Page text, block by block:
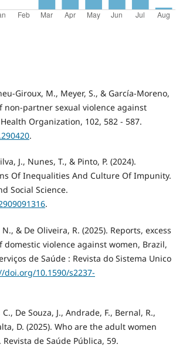
Giroux, M., Meyer, S., & García-Moreno,
non-partner sexual violence against
Organization, 102, 582 - 587.
.
J., Nunes, T., & Pinto, P. (2024).
Of Inequalities And Culture Of Impunity.
Social Science.
.
& De Oliveira, R. (2025). Reports, excess
violence against women, Brazil,
de Saúde : Revista do Sistema Unico
doi.org/10.1590/s2237-
De Souza, J., Andrade, F., Bernal, R.,
D. (2025). Who are the adult women
de Saúde Pública, 59.